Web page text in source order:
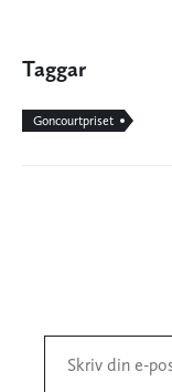
Taggar
Goncourtpriset